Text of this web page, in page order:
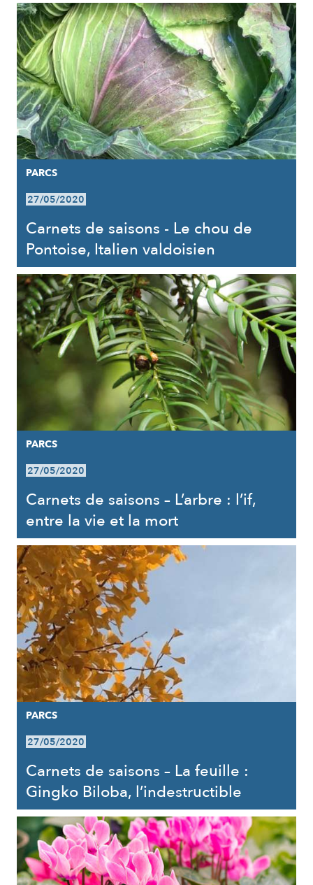
PARCS
27/05/2020
Carnets de saisons - Le chou de
Pontoise, Italien valdoisien
PARCS
27/05/2020
Carnets de saisons – L’arbre : l’if,
entre la vie et la mort
PARCS
27/05/2020
Carnets de saisons – La feuille :
Gingko Biloba, l’indestructible